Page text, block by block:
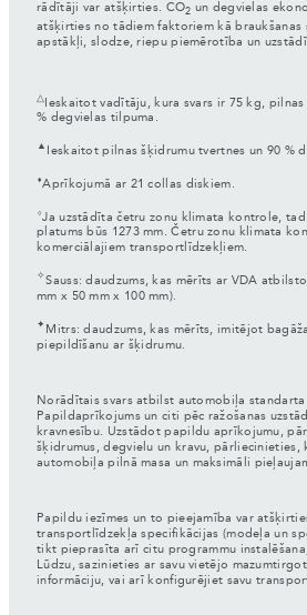
rādītāji var atšķirties. CO2 un degvielas
atšķirties no tādiem faktoriem kā braukšanas
apstākļi, slodze, riepu piemērotība un
△ Ieskaitot vadītāju, kura svars ir 75 kg,
% degvielas tilpuma.
▲ Ieskaitot pilnas šķidrumu tvertnes un 90 %
⬧Aprīkojumā ar 21 collas diskiem.
⬨Ja uzstādīta četru zonu klimata kontrole,
platums būs 1273 mm. Četru zonu klimata
komerciālajiem transportlīdzekļiem.
✧Sauss: daudzums, kas mērīts ar VDA
mm x 50 mm x 100 mm).
✦ Mitrs: daudzums, kas mērīts, imitējot
piepildīšanu ar šķidrumu.
Norādītais svars atbilst automobiļa
Papildaprīkojums un citi pēc ražošanas
kravnesību. Uzstādot papildu aprīkojumu,
šķidrumus, degvielu un kravu, pārliecinieties,
automobiļa pilnā masa un maksimāli
Papildu iezīmes un to pieejamība var
transportlīdzekļa specifikācijas (modeļa un
tikt pieprasīta arī citu programmu
Lūdzu, sazinieties ar savu vietējo
informāciju, vai arī konfigurējiet savu